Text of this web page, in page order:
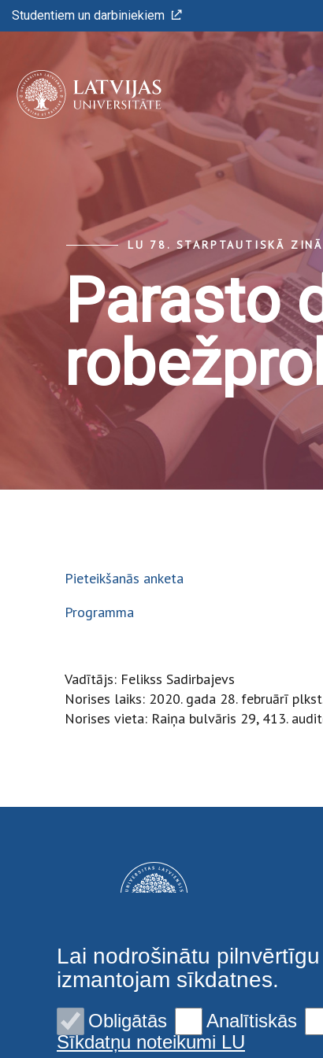
Studentiem un darbiniekiem
LU 78. STARPTAUTISKĀ
Parasto
Pieteikšanās anketa
Programma
Vadītājs: Felikss Sadirbajevs
Norises laiks: 2020. gada 28. februārī
Norises vieta: Raiņa bulvāris 29, 413.
© 2026 Latvijas Universitāte. Visas tiesības
Lai nodrošinātu
izmantojam sīkdatnes.
Obligātās Analītiskās
Sīkdatņu noteikumi LU